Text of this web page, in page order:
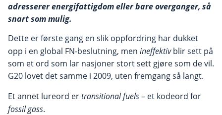
adresserer energifattigdom eller bare overganger, så
snart som mulig.
Dette er første gang en slik oppfordring har dukket
opp i en global FN-beslutning, men ineffektivblir sett på
som et ord som lar nasjoner stort sett gjøre som de vil.
G20 lovet det samme i 2009, uten fremgang så langt.
Et annet lureord ertransitional fuels– et kodeord for
fossil gass.